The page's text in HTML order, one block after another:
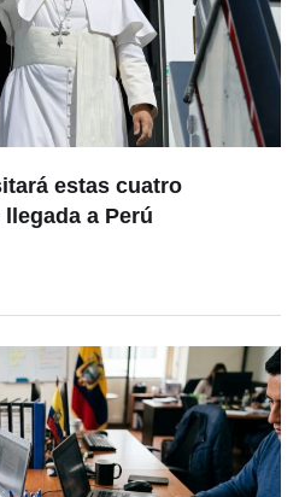
estas cuatro
a Perú